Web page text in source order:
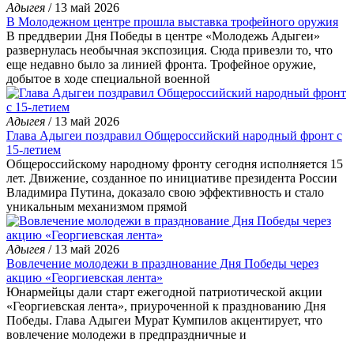
Адыгея / 13 май 2026
В Молодежном центре прошла выставка трофейного оружия
В преддверии Дня Победы в центре «Молодежь Адыгеи»
развернулась необычная экспозиция. Сюда привезли то, что
еще недавно было за линией фронта. Трофейное оружие,
добытое в ходе специальной военной
Адыгея / 13 май 2026
Глава Адыгеи поздравил Общероссийский народный фронт с
15-летием
Общероссийскому народному фронту сегодня исполняется 15
лет. Движение, созданное по инициативе президента России
Владимира Путина, доказало свою эффективность и стало
уникальным механизмом прямой
Адыгея / 13 май 2026
Вовлечение молодежи в празднование Дня Победы через
акцию «Георгиевская лента»
Юнармейцы дали старт ежегодной патриотической акции
«Георгиевская лента», приуроченной к празднованию Дня
Победы. Глава Адыгеи Мурат Кумпилов акцентирует, что
вовлечение молодежи в предпраздничные и